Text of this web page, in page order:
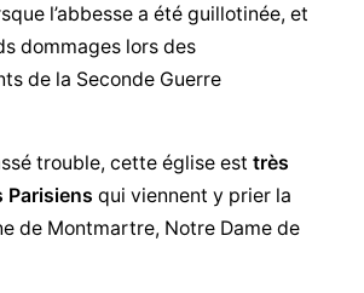
l’abbesse a été guillotinée, et
dommages lors des
de la Seconde Guerre
trouble, cette église est très
Parisiens qui viennent y prier la
de Montmartre, Notre Dame de